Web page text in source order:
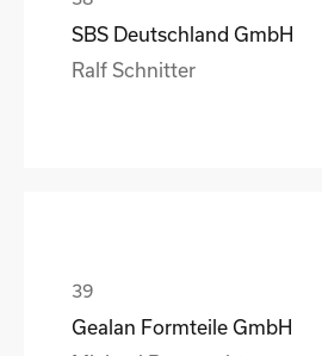
SBS Deutschland GmbH
Ralf Schnitter
Gealan Formteile GmbH